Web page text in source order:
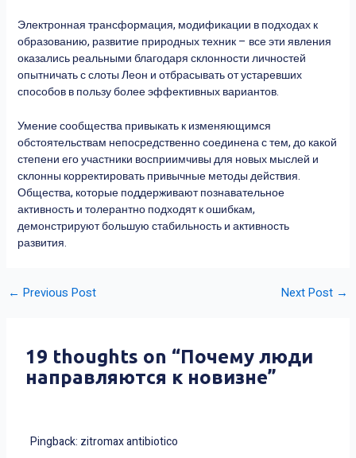
Электронная трансформация, модификации в подходах к
образованию, развитие природных техник – все эти явления
оказались реальными благодаря склонности личностей
опытничать с слоты Леон и отбрасывать от устаревших
способов в пользу более эффективных вариантов.
Умение сообщества привыкать к изменяющимся
обстоятельствам непосредственно соединена с тем, до какой
степени его участники восприимчивы для новых мыслей и
склонны корректировать привычные методы действия.
Общества, которые поддерживают познавательное
активность и толерантно подходят к ошибкам,
демонстрируют большую стабильность и активность
развития.
← Previous Post Next Post →
19 thoughts on “Почему люди
направляются к новизне”
Pingback: zitromax antibiotico